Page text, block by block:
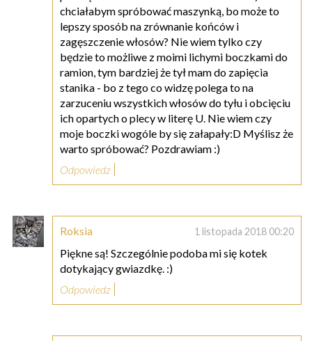
chciałabym spróbować maszynką, bo może to
lepszy sposób na zrównanie końców i
zagęszczenie włosów? Nie wiem tylko czy
będzie to możliwe z moimi lichymi boczkami do
ramion, tym bardziej że tył mam do zapięcia
stanika - bo z tego co widzę polega to na
zarzuceniu wszystkich włosów do tyłu i obcięciu
ich opartych o plecy w literę U. Nie wiem czy
moje boczki wogóle by się załapały:D Myślisz że
warto spróbować? Pozdrawiam :)
Odpowiedz
Roksia 1 listopada 2018 00:20
Piękne są! Szczególnie podoba mi się kotek
dotykający gwiazdkę. :)
Odpowiedz